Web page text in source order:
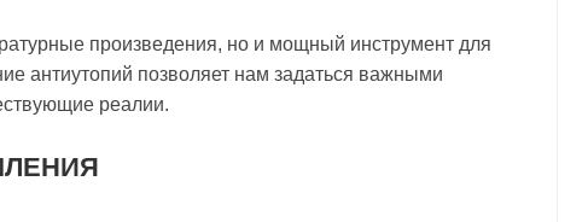
произведения, но и мощный инструмент для
антиутопий позволяет нам задаться важными
реалии.